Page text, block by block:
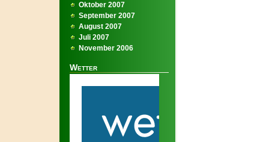
Oktober 2007
September 2007
August 2007
Juli 2007
November 2006
Wetter